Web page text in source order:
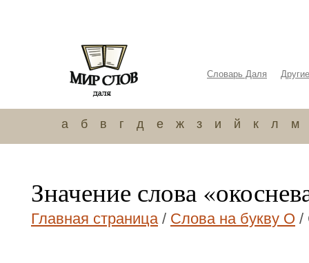
Словарь Даля
а б в г д е ж з и й к л м
Значение слова
Главная страница/ Слова на букву О /